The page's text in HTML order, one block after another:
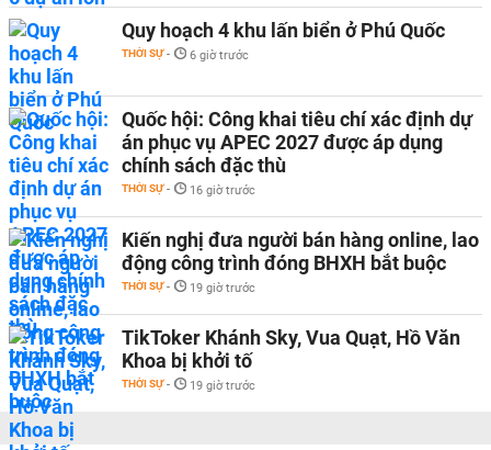
Quy hoạch 4 khu lấn biển ở Phú Quốc
THỜI SỰ - 6 giờ trước
Quốc hội: Công khai tiêu chí xác định dự
án phục vụ APEC 2027 được áp dụng
chính sách đặc thù
THỜI SỰ - 16 giờ trước
Kiến nghị đưa người bán hàng online, lao
động công trình đóng BHXH bắt buộc
THỜI SỰ - 19 giờ trước
TikToker Khánh Sky, Vua Quạt, Hồ Văn
Khoa bị khởi tố
THỜI SỰ - 19 giờ trước